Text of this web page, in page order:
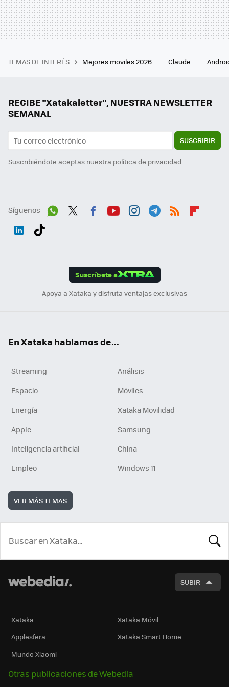
TEMAS DE INTERÉS Mejores moviles 2026 Claude
RECIBE "Xatakaletter", NUESTRA NEWSLETTER
SEMANAL
SUSCRIBIR
Suscribiéndote aceptas nuestra política de privacidad
Síguenos
Suscríbete a
Apoya a Xataka y disfruta ventajas exclusivas
En Xataka hablamos de...
Streaming
Análisis
Espacio
Móviles
Energía
Xataka Movilidad
Apple
Samsung
Inteligencia artificial
China
Empleo
Windows 11
VER MÁS TEMAS
SUBIR
Xataka
Xataka Móvil
Applesfera
Xataka Smart Home
Mundo Xiaomi
Otras publicaciones de Webedia